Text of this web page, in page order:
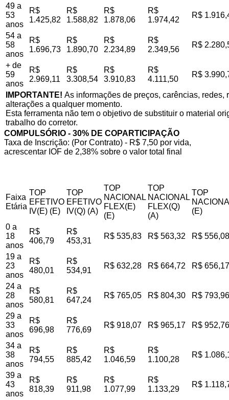
49 a
53
anos
R$
1.425,82
R$
1.588,82
R$
1.878,06
R$
1.974,42
R$
54 a
58
anos
R$
1.696,73
R$
1.890,70
R$
2.234,89
R$
2.349,56
R$
+ de
59
anos
R$
2.969,11
R$
3.308,54
R$
3.910,83
R$
4.111,50
R$
IMPORTANTE! As informações de preços, carências,
alterações a qualquer momento.
Esta ferramenta não tem o objetivo de substituir o material
trabalho do corretor.
COMPULSÓRIO - 30% DE COPARTICIPAÇÃO
Taxa de Inscrição: (Por Contrato) - R$ 7,50 por vida,
acrescentar IOF de 2,38% sobre o valor total final
Faixa
Etária
TOP
EFETIVO
IV(E) (E)
TOP
EFETIVO
IV(Q) (A)
TOP
NACIONAL
FLEX(E)
(E)
TOP
NACIONAL
FLEX(Q)
(A)
TOP
(E)
0 a
18
anos
R$
406,79
R$
453,31
R$ 535,83 R$ 563,32 R$ 556,08
19 a
23
anos
R$
480,01
R$
534,91
R$ 632,28 R$ 664,72 R$ 656,17
24 a
28
anos
R$
580,81
R$
647,24
R$ 765,05 R$ 804,30 R$ 793,96
29 a
33
anos
R$
696,98
R$
776,69
R$ 918,07 R$ 965,17 R$ 952,76
34 a
38
anos
R$
794,55
R$
885,42
R$
1.046,59
R$
1.100,28
R$
39 a
43
anos
R$
818,39
R$
911,98
R$
1.077,99
R$
1.133,29
R$